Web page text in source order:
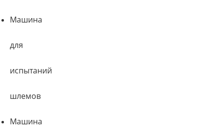
Машина
для
испытаний
шлемов
Машина